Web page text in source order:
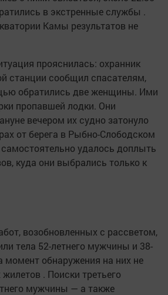
в экстренные службы .
Камы результатов не
прояснилась: охранник
станции сообщил спасателям,
обратились две женщины. Ими
пропавшей лодки. Они
вечером их судно затонуло
от берега в Рыбно-Слободском
удалось доплыть
куда они выбрались только к
возобновленных с рассветом,
тела 52-летнего мужчины и 38-
обнаружения на них не
. Поиски третьего
мужчины — а также